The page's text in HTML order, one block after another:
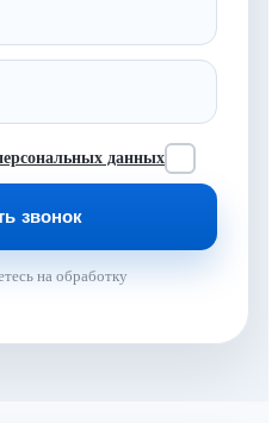
данных
на обработку